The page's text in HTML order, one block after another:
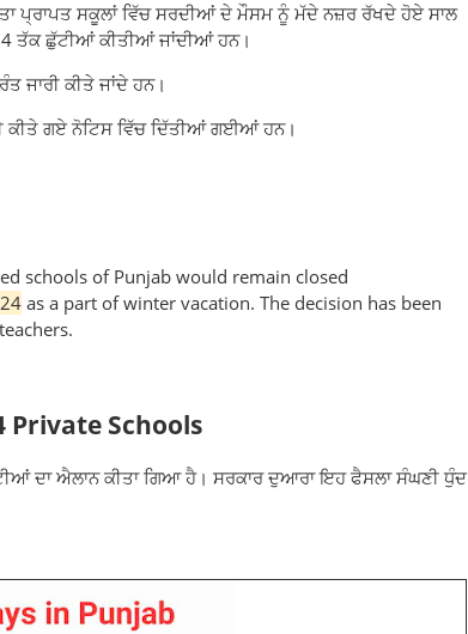
ਪ੍ਰਾਪਤ ਸਕੂਲਾਂ ਵਿੱਚ ਸਰਦੀਆਂ ਦੇ ਮੌਸਮ ਨੂੰ ਮੱਦੇ ਨਜ਼ਰ ਰੱਖਦੇ ਹੋਏ ਸਾਲ
ਤੱਕ ਛੁੱਟੀਆਂ ਕੀਤੀਆਂ ਜਾਂਦੀਆਂ ਹਨ।
ਜਾਰੀ ਕੀਤੇ ਜਾਂਦੇ ਹਨ।
ਕੀਤੇ ਗਏ ਨੋਟਿਸ ਵਿੱਚ ਦਿੱਤੀਆਂ ਗਈਆਂ ਹਨ।
schools of Punjab would remain closed
as a part of winter vacation. The decision has been
Private Schools
ਦਾ ਐਲਾਨ ਕੀਤਾ ਗਿਆ ਹੈ। ਸਰਕਾਰ ਦੁਆਰਾ ਇਹ ਫੈਸਲਾ ਸੰਘਣੀ ਧੁੰਦ